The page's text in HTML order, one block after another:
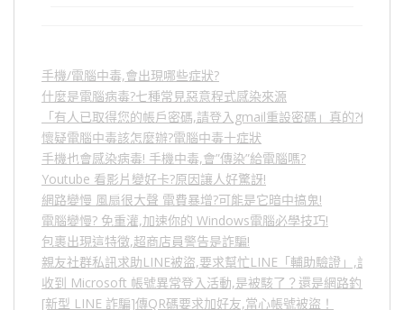
手機/電腦中毒,會出現哪些症狀?
什麼是電腦病毒?七種常見惡意程式感染來源
「有人已取得您的帳戶密碼,請登入gmail重設密碼」真的?假的?5
懷疑電腦中毒該怎麼辦?電腦中毒十症狀
手機也會感染病毒! 手機中毒,會”傳染”給電腦嗎?
Youtube 看影片變好卡?原因讓人好驚訝!
網路變慢 風扇很大聲 電費暴增?可能是它暗中搞鬼!
電腦變慢? 免重灌,加速你的 Windows電腦必學技巧!
包裹出現這特徵,超商店員警告是詐騙!
親友社群私訊求助LINE被盜,要求幫忙LINE「輔助驗證」,詐騙
收到 Microsoft 帳號異常登入活動,是被駭了？還是網路釣魚？
[新型 LINE 詐騙]傳QR碼要求加好友,當心帳號被盜！